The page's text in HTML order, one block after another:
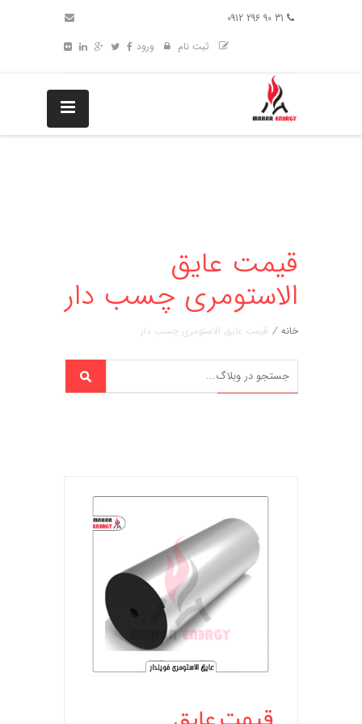
ثبت نام
ورود
قیمت عایق
الاستومری چسب دار
خانه / قیمت عایق الاستومری چسب دار